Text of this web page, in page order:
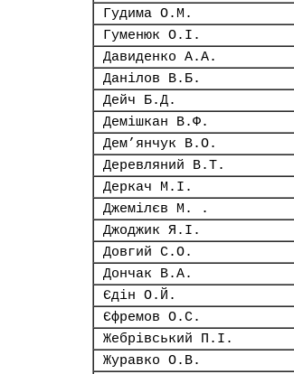
Гудима О.М.
Гуменюк О.І.
Давиденко А.А.
Данілов В.Б.
Дейч Б.Д.
Демішкан В.Ф.
Дем’янчук В.О.
Деревляний В.Т.
Деркач М.І.
Джемілєв М. .
Джоджик Я.І.
Довгий С.О.
Дончак В.А.
Єдін О.Й.
Єфремов О.С.
Жебрівський П.І.
Журавко О.В.